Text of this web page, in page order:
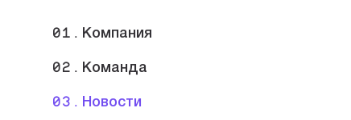
01. Компания
02. Команда
03. Новости